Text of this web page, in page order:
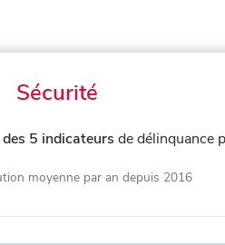
Sécurité
5 indicateurs de délinquance
moyenne par an depuis 2016